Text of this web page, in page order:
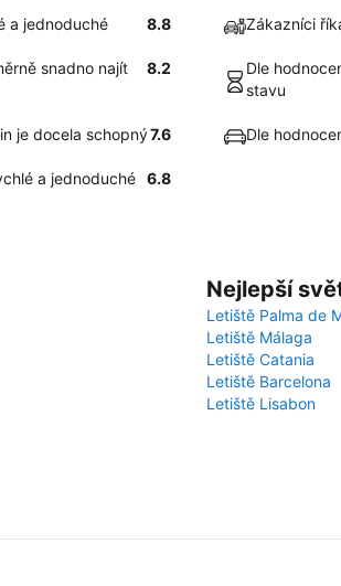
a jednoduché 8.8 Zákazníci
snadno najít 8.2
Dle
stavu
je docela schopný7.6 Dle
a jednoduché 6.8
Nejlepší
Letiště Palma de
Letiště Málaga
Letiště Catania
Letiště Barcelona
Letiště Lisabon